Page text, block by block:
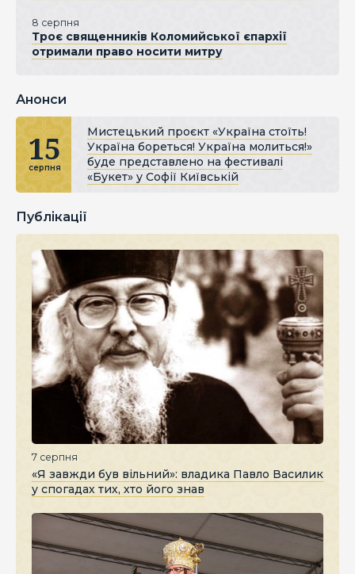
8 серпня
Троє священників Коломийської єпархії
отримали право носити митру
Анонси
15
серпня
Мистецький проєкт «Україна стоїть!
Україна бореться! Україна молиться!»
буде представлено на фестивалі
«Букет» у Софії Київській
Публікації
7 серпня
«Я завжди був вільний»: владика Павло Василик
у спогадах тих, хто його знав